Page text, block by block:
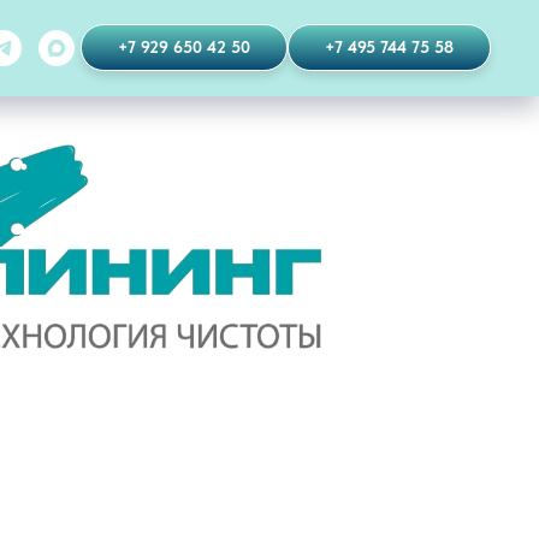
+7 929 650 42 50 +7 495 744 75 58